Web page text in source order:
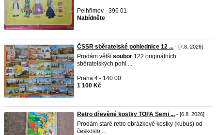
Pelhřimov - 396 01
Nabídněte
ČSSR sběratelské pohlednice 12 ... - [7.8. 2026]
Prodám větší soubor 122 originálních
sběratelských pohl ...
Praha 4 - 140 00
1 100 Kč
Retro dřevěné kostky TOFA Semi ... - [6.8. 2026]
Prodám staré retro obrázkové kostky (kubus) od
českoslo ...